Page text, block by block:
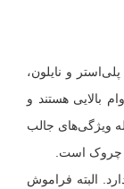
و نایلون،
بالایی هستند و
ویژگی‌های جالب
و چروک است.
البته فراموش